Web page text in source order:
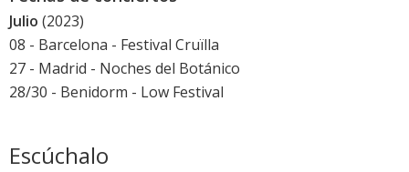
Julio (2023)
08 - Barcelona - Festival Cruïlla
27 - Madrid - Noches del Botánico
28/30 - Benidorm - Low Festival
Escúchalo